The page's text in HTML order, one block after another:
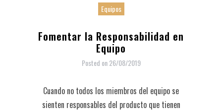
Equipos
Fomentar la Responsabilidad en
Equipo
Posted on26/08/2019
Cuando no todos los miembros del equipo se
sienten responsables del producto que tienen